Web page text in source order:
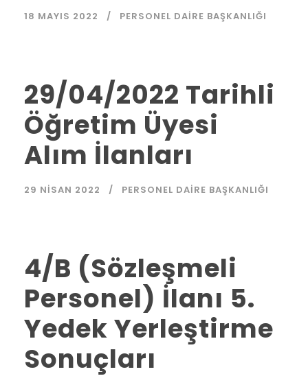
18 MAYIS 2022 PERSONEL DAIRE BAŞKANLIĞI
29/04/2022 Tarihli
Öğretim Üyesi
Alım İlanları
29 NISAN 2022 PERSONEL DAIRE BAŞKANLIĞI
4/B (Sözleşmeli
Personel) İlanı 5.
Yedek Yerleştirme
Sonuçları